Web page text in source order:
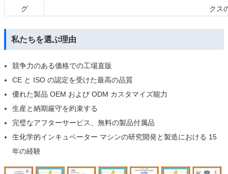
グ
クス
私たちを選ぶ理由
競争力のある価格での工場直販
CE と ISO の認定を受けた最高の品質
優れた製品 OEM および ODM カスタマイズ能力
生産と納期厳守を約束する
完璧なアフターサービス、無料の製品付属品
生化学的インキュベーター マシンの研究開発と製造における 15
年の経験